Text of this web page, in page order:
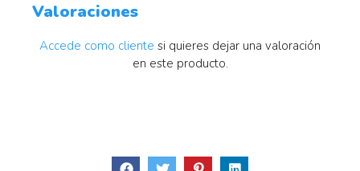
Valoraciones
Accede como cliente si quieres dejar una valoración
en este producto.